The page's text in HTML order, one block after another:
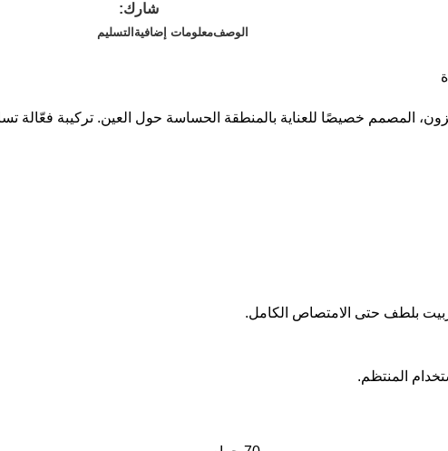
شارك:
الوصفمعلومات إضافية التسليم
المصمم خصيصًا للعناية بالمنطقة الحساسة حول العين. تركيبة فعّالة
بلطف حتى الامتصاص الكامل.
المنتظم.